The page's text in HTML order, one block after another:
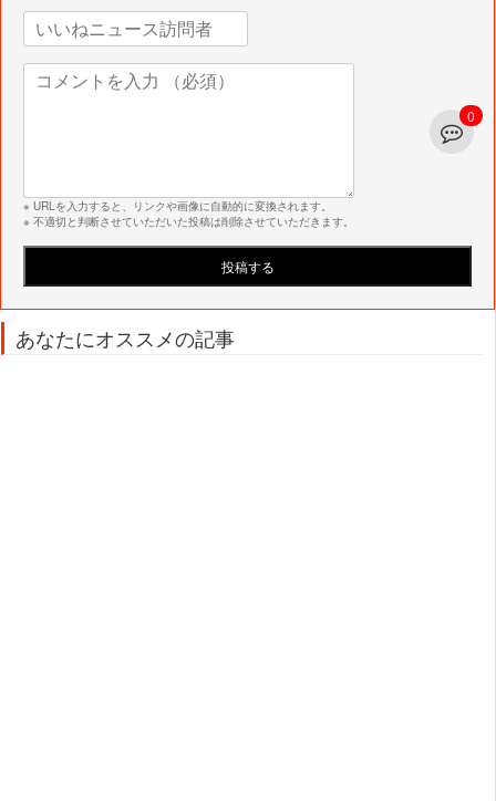
0
※ URLを入力すると、リンクや画像に自動的に変換されます。
※ 不適切と判断させていただいた投稿は削除させていただきます。
あなたにオススメの記事